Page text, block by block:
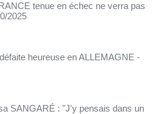
tenue en échec ne verra pas
2025
heureuse en ALLEMAGNE -
SANGARÉ : "J'y pensais dans un